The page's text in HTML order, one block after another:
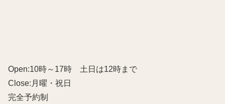
Open:10時～17時 土日は12時まで
Close:月曜・祝日
完全予約制